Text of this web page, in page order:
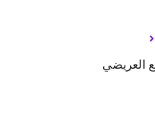
العريضي